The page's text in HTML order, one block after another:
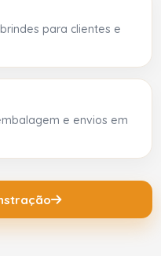
para clientes e
e envios em